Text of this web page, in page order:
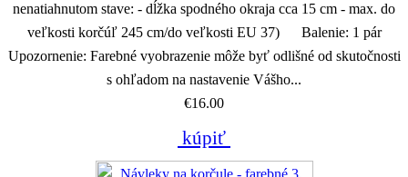
nenatiahnutom stave: - dĺžka spodného okraja cca 15 cm - max. do
veľkosti korčúľ 245 cm/do veľkosti EU 37) Balenie: 1 pár
Upozornenie: Farebné vyobrazenie môže byť odlišné od skutočnosti
s ohľadom na nastavenie Vášho...
€16.00
kúpiť